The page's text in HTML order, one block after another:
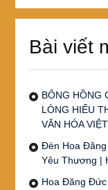
Bài viết
BÔNG HỒNG
LÒNG HIẾU
VĂN HÓA VIỆT
Đèn Hoa
Yêu Thương |
Hoa Đăng